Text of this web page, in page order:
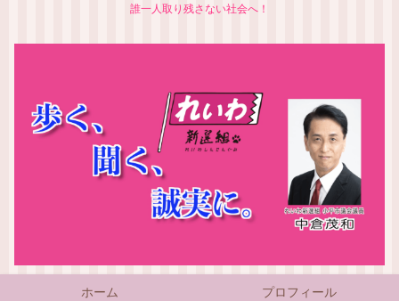
誰一人取り残さない社会へ！
ホーム プロフィール